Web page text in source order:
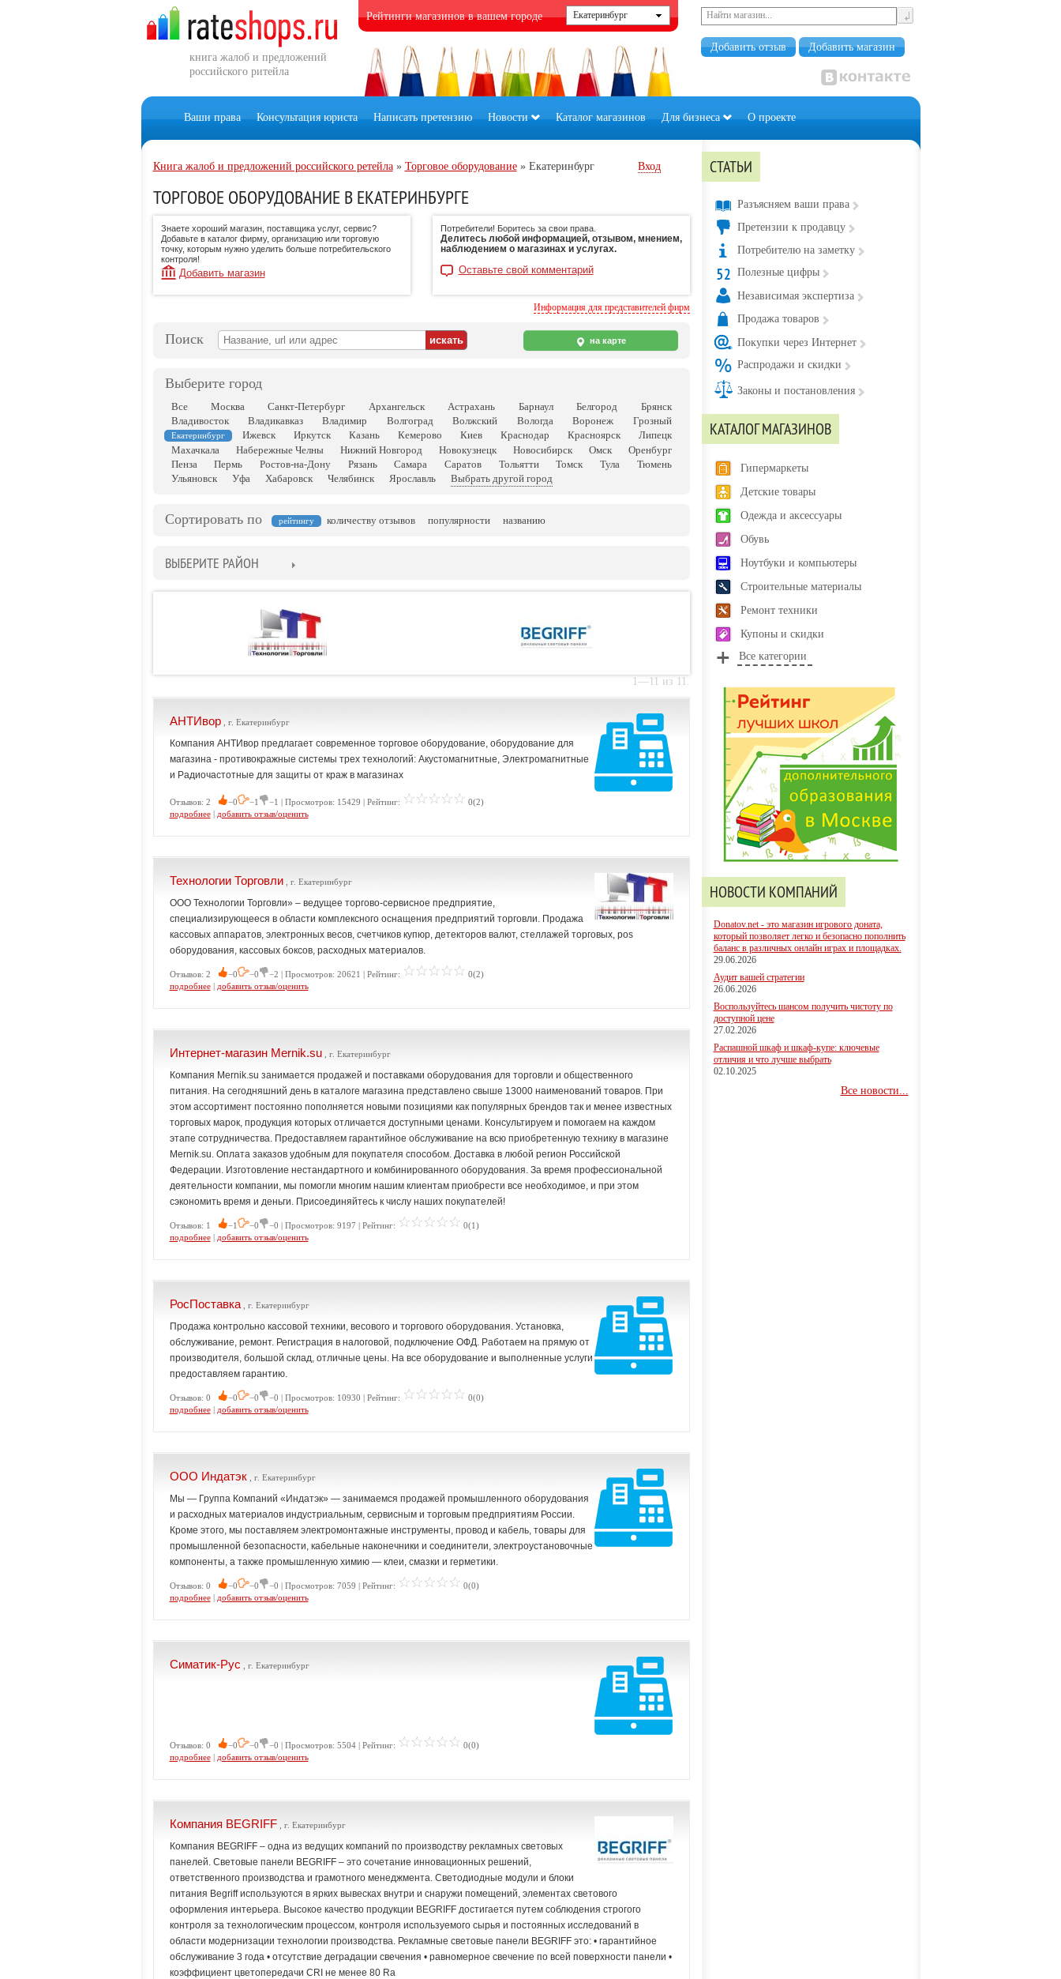
книга жалоб и предложений
российского ритейла
Рейтинги магазинов в вашем городе
Добавить отзыв Добавить магазин
Ваши права Консультация юриста Написать претензию Новости Каталог магазинов Для бизнеса О проекте
Книга жалоб и предложений российского ретейла» Торговое оборудование» Екатеринбург Вход
ТОРГОВОЕ ОБОРУДОВАНИЕ В ЕКАТЕРИНБУРГЕ
Знаете хороший магазин, поставщика услуг, сервис?
Добавьте в каталог фирму, организацию или торговую
точку, которым нужно уделить больше потребительского
контроля!
Добавить магазин
Потребители! Боритесь за свои права.
Делитесь любой информацией, отзывом, мнением,
наблюдением о магазинах и услугах.
Оставьте свой комментарий
Информация для представителей фирм
Поиск на карте
Выберите город
Все Москва Санкт-Петербург Архангельск Астрахань Барнаул Белгород
Брянск
Владивосток
Владикавказ Владимир Волгоград Волжский Вологда Воронеж Грозный
Екатеринбург Ижевск Иркутск Казань Кемерово Киев Краснодар Красноярск
Липецк
Махачкала
Набережные Челны Нижний Новгород Новокузнецк Новосибирск Омск
Оренбург
Пенза
Пермь Ростов-на-Дону Рязань Самара Саратов Тольятти Томск Тула
Тюмень
Ульяновск
Уфа Хабаровск Челябинск Ярославль Выбрать другой город
Сортировать по рейтингу количеству отзывов популярности названию
ВЫБЕРИТЕ РАЙОН
1—11 из 11.
АНТИвор, г. Екатеринбург
Компания АНТИвор предлагает современное торговое оборудование, оборудование для
магазина - противокражные системы трех технологий: Акустомагнитные, Электромагнитные
и Радиочастотные для защиты от краж в магазинах
Отзывов: 2 −0 −1 −1 | Просмотров: 15429 | Рейтинг:
0(2)
подробнее| добавить отзыв/оценить
Технологии Торговли, г. Екатеринбург
ООО Технологии Торговли» – ведущее торгово-сервисное предприятие,
специализирующееся в области комплексного оснащения предприятий торговли. Продажа
кассовых аппаратов, электронных весов, счетчиков купюр, детекторов валют, стеллажей торговых, pos
оборудования, кассовых боксов, расходных материалов.
Отзывов: 2 −0 −0 −2 | Просмотров: 20621 | Рейтинг:
0(2)
подробнее| добавить отзыв/оценить
Интернет-магазин Mernik.su, г. Екатеринбург
Компания Mernik.su занимается продажей и поставками оборудования для торговли и общественного
питания. На сегодняшний день в каталоге магазина представлено свыше 13000 наименований товаров. При
этом ассортимент постоянно пополняется новыми позициями как популярных брендов так и менее известных
торговых марок, продукция которых отличается доступными ценами. Консультируем и помогаем на каждом
этапе сотрудничества. Предоставляем гарантийное обслуживание на всю приобретенную технику в магазине
Mernik.su. Оплата заказов удобным для покупателя способом. Доставка в любой регион Российской
Федерации. Изготовление нестандартного и комбинированного оборудования. За время профессиональной
деятельности компании, мы помогли многим нашим клиентам приобрести все необходимое, и при этом
сэкономить время и деньги. Присоединяйтесь к числу наших покупателей!
Отзывов: 1 −1 −0 −0 | Просмотров: 9197 | Рейтинг:
0(1)
подробнее| добавить отзыв/оценить
РосПоставка, г. Екатеринбург
Продажа контрольно кассовой техники, весового и торгового оборудования. Установка,
обслуживание, ремонт. Регистрация в налоговой, подключение ОФД. Работаем на прямую от
производителя, большой склад, отличные цены. На все оборудование и выполненные услуги
предоставляем гарантию.
Отзывов: 0 −0 −0 −0 | Просмотров: 10930 | Рейтинг:
0(0)
подробнее| добавить отзыв/оценить
ООО Индатэк, г. Екатеринбург
Мы — Группа Компаний «Индатэк» — занимаемся продажей промышленного оборудования
и расходных материалов индустриальным, сервисным и торговым предприятиям России.
Кроме этого, мы поставляем электромонтажные инструменты, провод и кабель, товары для
промышленной безопасности, кабельные наконечники и соединители, электроустановочные
компоненты, а также промышленную химию — клеи, смазки и герметики.
Отзывов: 0 −0 −0 −0 | Просмотров: 7059 | Рейтинг:
0(0)
подробнее| добавить отзыв/оценить
Симатик-Рус , г. Екатеринбург
Отзывов: 0 −0 −0 −0 | Просмотров: 5504 | Рейтинг:
0(0)
подробнее| добавить отзыв/оценить
Компания BEGRIFF, г. Екатеринбург
Компания BEGRIFF – одна из ведущих компаний по производству рекламных световых
панелей. Световые панели BEGRIFF – это сочетание инновационных решений,
ответственного производства и грамотного менеджмента. Светодиодные модули и блоки
питания Begriff используются в ярких вывесках внутри и снаружи помещений, элементах светового
оформления интерьера. Высокое качество продукции BEGRIFF достигается путем соблюдения строгого
контроля за технологическим процессом, контроля используемого сырья и постоянных исследований в
области модернизации технологии производства. Рекламные световые панели BEGRIFF это: • гарантийное
обслуживание 3 года • отсутствие деградации свечения • равномерное свечение по всей поверхности панели •
коэффициент цветопередачи CRI не менее 80 Ra
СТАТЬИ
Разъясняем ваши права
Претензии к продавцу
Потребителю на заметку
Полезные цифры
Независимая экспертиза
Продажа товаров
Покупки через Интернет
Распродажи и скидки
Законы и постановления
КАТАЛОГ МАГАЗИНОВ
Гипермаркеты
Детские товары
Одежда и аксессуары
Обувь
Ноутбуки и компьютеры
Строительные материалы
Ремонт техники
Купоны и скидки
Все категории
НОВОСТИ КОМПАНИЙ
Donatov.net - это магазин игрового доната,
который позволяет легко и безопасно пополнить
баланс в различных онлайн играх и площадках.
29.06.2026
Аудит вашей стратегии
26.06.2026
Воспользуйтесь шансом получить чистоту по
доступной цене
27.02.2026
Распашной шкаф и шкаф-купе: ключевые
отличия и что лучше выбрать
02.10.2025
Все новости...